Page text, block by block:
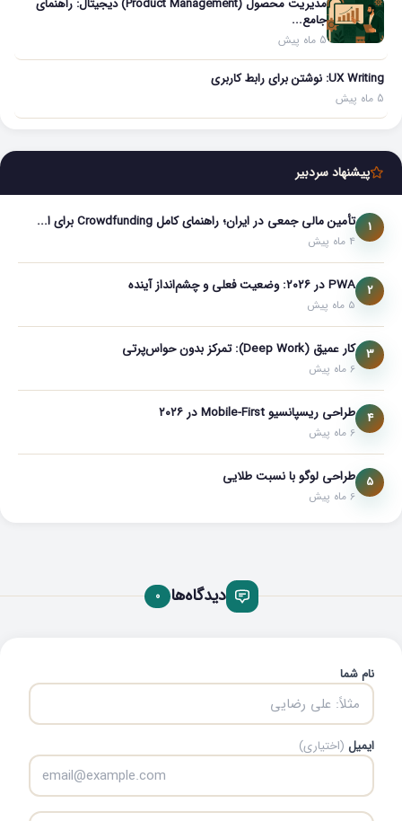
مدیریت محصول (Product Management) دیجیتال: راهنمای
جامع...
5 ماه پیش
UX Writing: نوشتن برای رابط کاربری
5 ماه پیش
پیشنهاد سردبیر
1 تأمین مالی جمعی در ایران؛ راهنمای کامل Crowdfunding برای ا...
4 ماه پیش
2 PWA در ۲۰۲۶: وضعیت فعلی و چشم‌انداز آینده
5 ماه پیش
3 کار عمیق (Deep Work): تمرکز بدون حواس‌پرتی
6 ماه پیش
4 طراحی ریسپانسیو Mobile-First در ۲۰۲۶
6 ماه پیش
5 طراحی لوگو با نسبت طلایی
6 ماه پیش
دیدگاه‌ها 0
نام شما
ایمیل (اختیاری)